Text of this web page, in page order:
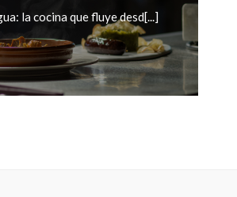
la cocina que fluye desd[...]